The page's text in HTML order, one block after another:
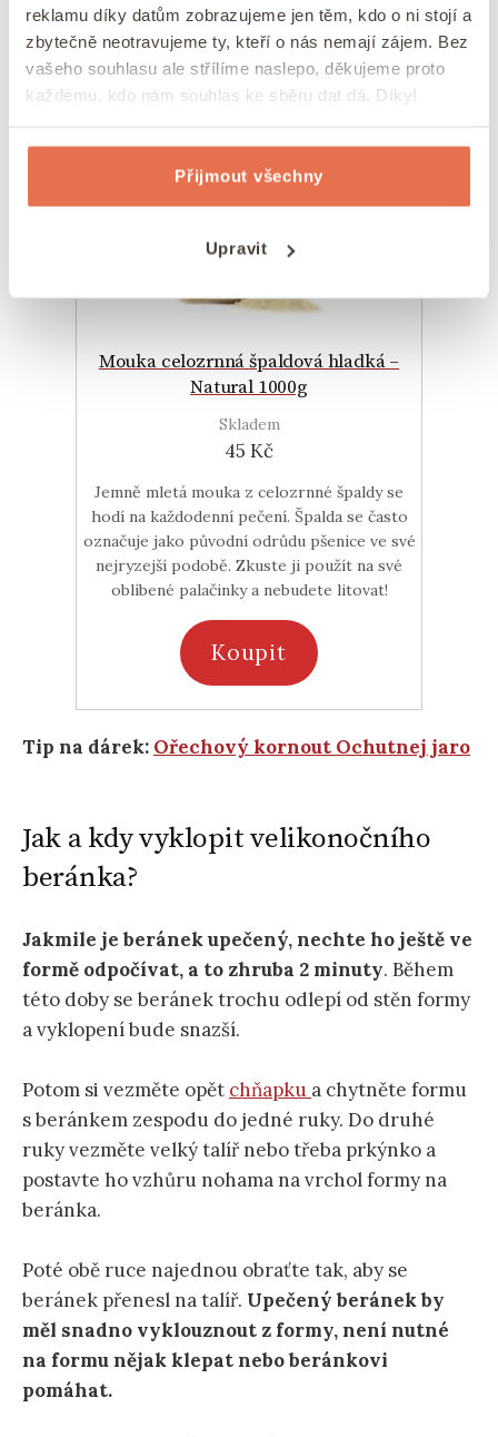
reklamu díky datům zobrazujeme jen těm, kdo o ni stojí a
zbytečně neotravujeme ty, kteří o nás nemají zájem. Bez
vašeho souhlasu ale střílíme naslepo, děkujeme proto
každému, kdo nám souhlas ke sběru dat dá. Díky!
Přijmout všechny
Upravit
Koupit
Mouka celozrnná špaldová hladká –
Natural 1000g
Skladem
45 Kč
Jemně mletá mouka z celozrnné špaldy se
hodí na každodenní pečení. Špalda se často
označuje jako původní odrůdu pšenice ve své
nejryzejší podobě. Zkuste ji použít na své
oblíbené palačinky a nebudete litovat!
Koupit
Tip na dárek: Ořechový kornout Ochutnej jaro
Jak a kdy vyklopit velikonočního
beránka?
Jakmile je beránek upečený, nechte ho ještě ve
formě odpočívat, a to zhruba 2 minuty. Během
této doby se beránek trochu odlepí od stěn formy
a vyklopení bude snazší.
Potom si vezměte opět chňapku a chytněte formu
s beránkem zespodu do jedné ruky. Do druhé
ruky vezměte velký talíř nebo třeba prkýnko a
postavte ho vzhůru nohama na vrchol formy na
beránka.
Poté obě ruce najednou obraťte tak, aby se
beránek přenesl na talíř. Upečený beránek by
měl snadno vyklouznout z formy, není nutné
na formu nějak klepat nebo beránkovi
pomáhat.